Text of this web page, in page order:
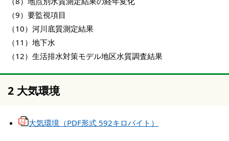
（9）要監視項目
（10）河川底質測定結果
（11）地下水
（12）生活排水対策モデル地区水質調査結果
2 大気環境
大気環境（PDF形式 592キロバイト）